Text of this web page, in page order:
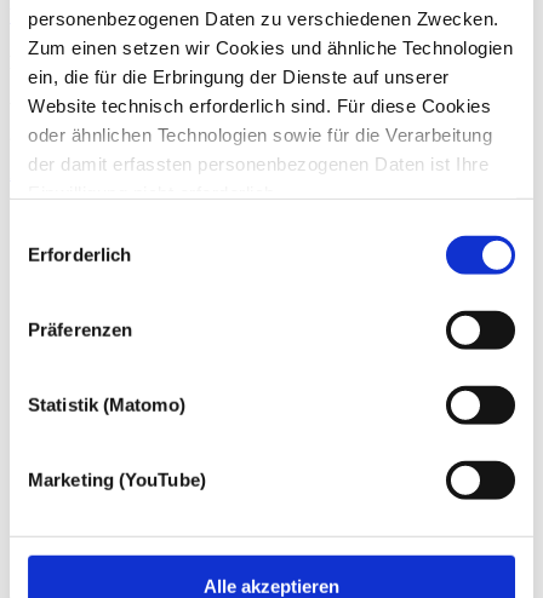
personenbezogenen Daten zu verschiedenen Zwecken.
Zum einen setzen wir Cookies und ähnliche Technologien
ein, die für die Erbringung der Dienste auf unserer
Website technisch erforderlich sind. Für diese Cookies
oder ähnlichen Technologien sowie für die Verarbeitung
der damit erfassten personenbezogenen Daten ist Ihre
mit Ihrer ausdrücklichen Einwilligung einsetzen und die
Erforderlich
Präferenzen
Statistik (Matomo)
Marketing (YouTube)
Alle akzeptieren
Weitere Informationen
Wenn Sie Fragen zu unseren Angeboten haben, können Sie uns
gern telefonisch (+49 228 81000 0) oder per E-Mailkontaktieren.
Zum Kontakt